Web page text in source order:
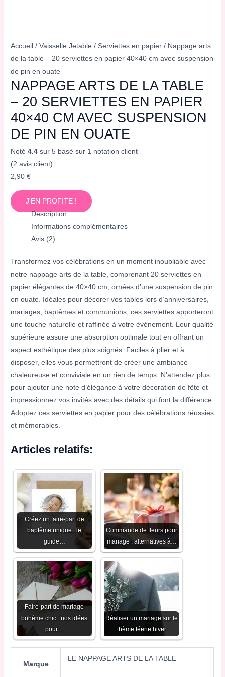
Accueil /Vaisselle Jetable / Serviettes en papier / Nappage arts
de la table – 20 serviettes en papier 40×40 cm avec suspension
de pin en ouate
NAPPAGE ARTS DE LA TABLE
– 20 SERVIETTES EN PAPIER
40×40 CM AVEC SUSPENSION
DE PIN EN OUATE
Noté4.4 sur 5 basé sur 1 notation client
(2 avis client)
2,90€
J'EN PROFITE !
Description
Informations complémentaires
Avis (2)
Transformez vos célébrations en un moment inoubliable avec
notre nappage arts de la table, comprenant 20 serviettes en
papier élégantes de 40×40 cm, ornées d’une suspension de pin
en ouate. Idéales pour décorer vos tables lors d’anniversaires,
mariages, baptêmes et communions, ces serviettes apporteront
une touche naturelle et raffinée à votre événement. Leur qualité
supérieure assure une absorption optimale tout en offrant un
aspect esthétique des plus soignés. Faciles à plier et à
disposer, elles vous permettront de créer une ambiance
chaleureuse et conviviale en un rien de temps. N’attendez plus
pour ajouter une note d’élégance à votre décoration de fête et
impressionnez vos invités avec des détails qui font la différence.
Adoptez ces serviettes en papier pour des célébrations réussies
et mémorables.
Articles relatifs:
Créez un faire-part de
baptême unique : le
guide…
Commande de fleurs pour
mariage : alternatives à…
Faire-part de mariage
bohème chic : nos idées
pour…
Réaliser un mariage sur le
thème féerie hiver
Marque
LE NAPPAGE ARTS DE LA TABLE